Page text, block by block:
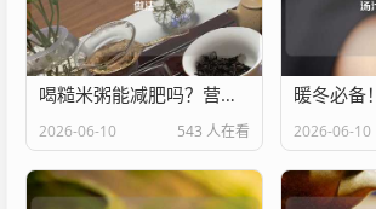
喝糙米粥能减肥吗？营养专家揭秘真相 附正确做法
2026-06-10 543 人在看 2026-06-10